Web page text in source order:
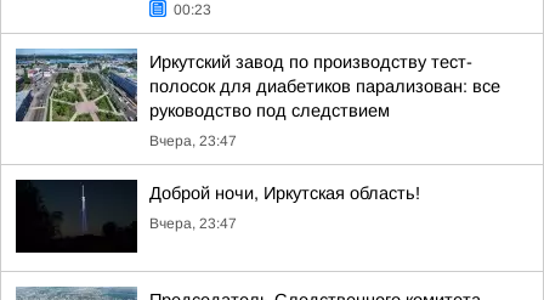
00:23
Иркутский завод по производству тест-
полосок для диабетиков парализован: все
руководство под следствием
Вчера, 23:47
Доброй ночи, Иркутская область!
Вчера, 23:47